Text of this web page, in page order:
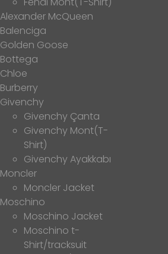
Alexander McQueen
Balenciga
Golden Goose
Bottega
Chloe
Burberry
Givenchy
Givenchy Çanta
Givenchy Mont(T-
Shirt)
Givenchy Ayakkabı
Moncler
Moncler Jacket
Moschino
Moschino Jacket
Moschino t-
Shirt/tracksuit